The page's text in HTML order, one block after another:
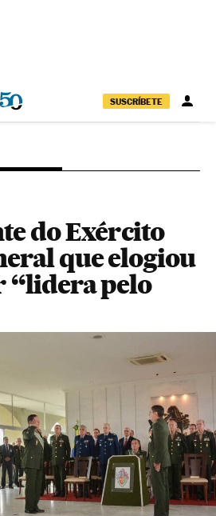
SUSCRÍBETE
do Exército
que elogiou
pelo